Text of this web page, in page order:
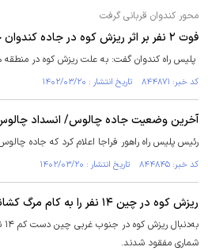
محور کندوان قربانی گرفت
فوت ۲ نفر بر اثر ریزش کوه در جاده کندوان چالوس
پلیس راه کندوان گفت: به علت ریزش کوه در منطقه
کد خبر: ۸۴۴۸۷۱ تاریخ انتشار : ۱۴۰۲/۰۳/۲۰
آخرین وضعیت جاده چالوس/ انسداد چالوس
رئیس پلیس راه راهور فراجا اعلام کرد که جاده
کد خبر: ۸۴۴۸۴۵ تاریخ انتشار : ۱۴۰۲/۰۳/۲۰
ریزش کوه در چین ۱۴ نفر را به کام مرگ کشاند
شماری مفقود شدند.